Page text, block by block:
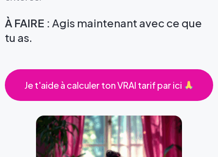
À FAIRE : Agis maintenant avec ce que
tu as.
Je t'aide à calculer ton VRAI tarif par ici